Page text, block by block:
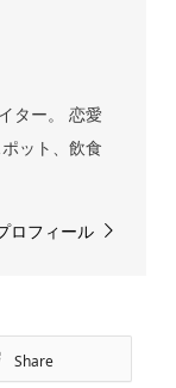
ター。 恋愛
ット、飲食
ロフィール
Share